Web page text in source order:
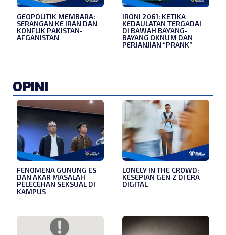
GEOPOLITIK MEMBARA:
SERANGAN KE IRAN DAN
KONFLIK PAKISTAN-
AFGANISTAN
IRONI 2061: KETIKA
KEDAULATAN TERGADAI
DI BAWAH BAYANG-
BAYANG OKNUM DAN
PERJANJIAN “PRANK”
OPINI
FENOMENA GUNUNG ES
DAN AKAR MASALAH
PELECEHAN SEKSUAL DI
KAMPUS
LONELY IN THE CROWD:
KESEPIAN GEN Z DI ERA
DIGITAL